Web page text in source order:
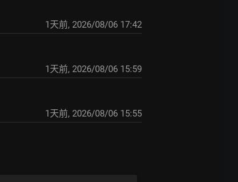
1天前, 2026/08/06 17:42
1天前, 2026/08/06 15:59
1天前, 2026/08/06 15:55